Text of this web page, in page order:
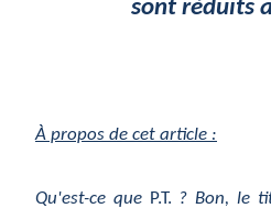
sont réduits
À propos de cet article :
Qu'est-ce que P.T. ? Bon, le